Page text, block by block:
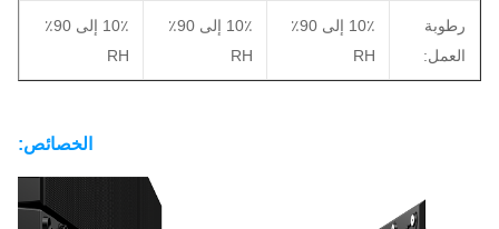
رطوبة
العمل:
10٪ إلى 90٪
RH
10٪ إلى 90٪
RH
10٪ إلى 90٪
RH
الخصائص: